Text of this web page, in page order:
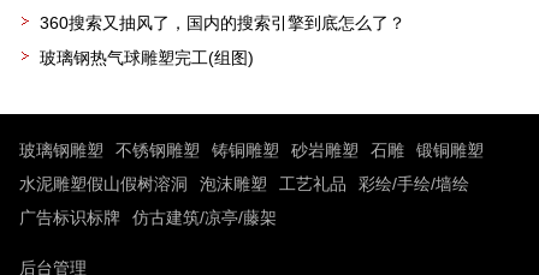
360搜索又抽风了，国内的搜索引擎到底怎么了？
玻璃钢热气球雕塑完工(组图)
玻璃钢雕塑 不锈钢雕塑 铸铜雕塑 砂岩雕塑 石雕
锻铜雕塑
水泥雕塑假山假树溶洞
泡沫雕塑 工艺礼品
彩绘/手绘/墙绘
广告标识标牌
仿古建筑/凉亭/藤架
后台管理